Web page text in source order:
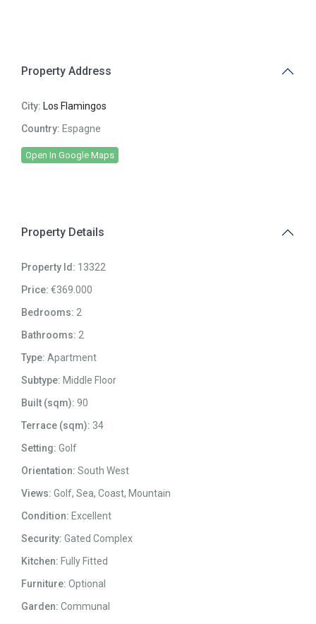
Property Address
City: Los Flamingos
Country: Espagne
Open In Google Maps
Property Details
Property Id: 13322
Price: €369.000
Bedrooms: 2
Bathrooms: 2
Type: Apartment
Subtype: Middle Floor
Built (sqm): 90
Terrace (sqm): 34
Setting: Golf
Orientation: South West
Views: Golf, Sea, Coast, Mountain
Condition: Excellent
Security: Gated Complex
Kitchen: Fully Fitted
Furniture: Optional
Garden: Communal